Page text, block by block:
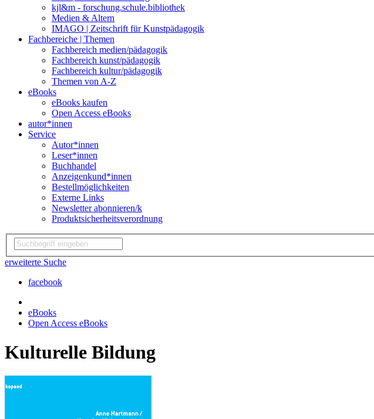
kjl&m - forschung.schule.bibliothek
Medien & Altern
IMAGO | Zeitschrift für Kunstpädagogik
Fachbereiche | Themen
Fachbereich medien/pädagogik
Fachbereich kunst/pädagogik
Fachbereich kultur/pädagogik
Themen von A-Z
eBooks
eBooks kaufen
Open Access eBooks
autor*innen
Service
Autor*innen
Leser*innen
Buchhandel
Anzeigenkund*innen
Bestellmöglichkeiten
Externe Links
Newsletter abonnieren/k
Produktsicherheitsverordnung
erweiterte Suche
facebook
eBooks
Open Access eBooks
Kulturelle Bildung